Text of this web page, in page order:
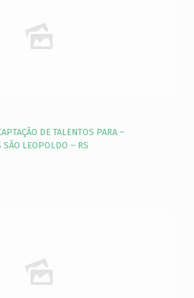
DE TALENTOS PARA –
SÃO LEOPOLDO – RS